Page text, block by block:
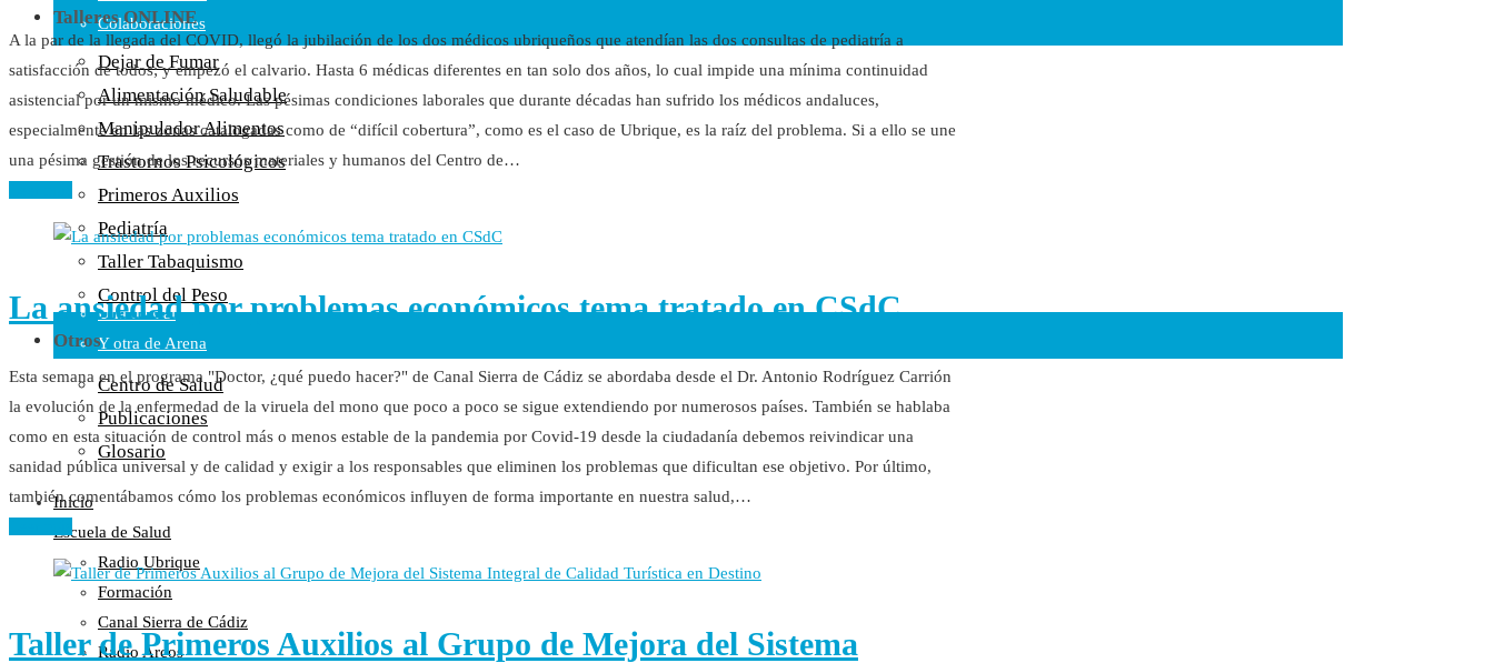
Colaboraciones
Cartas al Director
Medios de Comunicación
Vídeos
Audio
Cara Oscura Sanidad
Humor
Cal y Arena
Una de Cal
Y otra de Arena
Noticias Sanitarias
Enlaces
Talleres ONLINE
Dejar de Fumar
Alimentación Saludable
Manipulador Alimentos
Trastornos Psicológicos
Primeros Auxilios
Pediatría
Taller Tabaquismo
Control del Peso
Otros
Centro de Salud
Publicaciones
Glosario
Inicio
Escuela de Salud
Radio Ubrique
Formación
Canal Sierra de Cádiz
Radio Arcos
A la par de la llegada del COVID, llegó la jubilación de los dos médicos ubriqueños que atendían las dos consultas de pediatría a
satisfacción de todos; y empezó el calvario. Hasta 6 médicas diferentes en tan solo dos años, lo cual impide una mínima continuidad
asistencial por un mismo médico. Las pésimas condiciones laborales que durante décadas han sufrido los médicos andaluces,
especialmente en las zonas catalogadas como de “difícil cobertura”, como es el caso de Ubrique, es la raíz del problema. Si a ello se une
una pésima gestión de los recursos materiales y humanos del Centro de…
La ansiedad por problemas económicos tema tratado en CSdC
Esta semana en el programa "Doctor, ¿qué puedo hacer?" de Canal Sierra de Cádiz se abordaba desde el Dr. Antonio Rodríguez Carrión
la evolución de la enfermedad de la viruela del mono que poco a poco se sigue extendiendo por numerosos países. También se hablaba
como en esta situación de control más o menos estable de la pandemia por Covid-19 desde la ciudadanía debemos reivindicar una
sanidad pública universal y de calidad y exigir a los responsables que eliminen los problemas que dificultan ese objetivo. Por último,
también comentábamos cómo los problemas económicos influyen de forma importante en nuestra salud,…
Taller de Primeros Auxilios al Grupo de Mejora del Sistema